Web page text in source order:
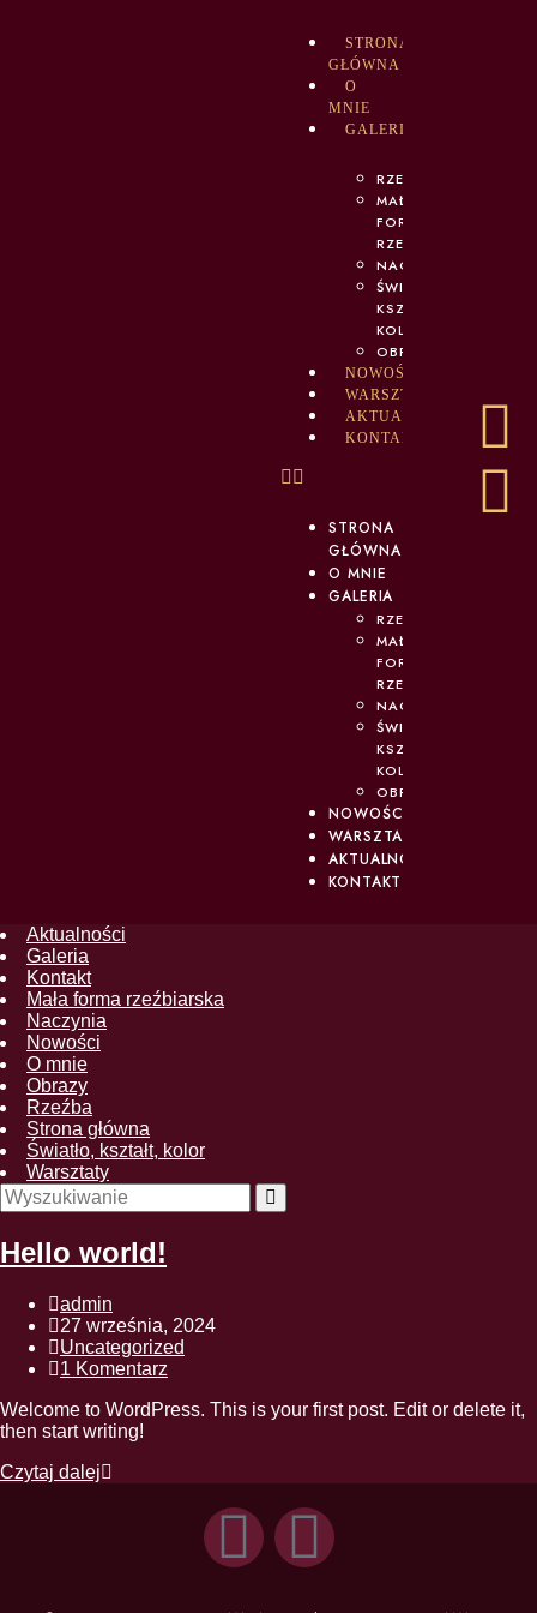
STRONA
GŁÓWNA
O
MNIE
GALERIA
RZEŹBA
MAŁA
FORMA
RZEŹBIARSKA
NACZYNIA
ŚWIATŁO,
KSZTAŁT,
KOLOR
OBRAZY
NOWOŚCI
WARSZTATY
AKTUALNOŚCI
KONTAKT
STRONA
GŁÓWNA
O MNIE
GALERIA
RZEŹBA
MAŁA
FORMA
RZEŹBIARSKA
NACZYNIA
ŚWIATŁO,
KSZTAŁT,
KOLOR
OBRAZY
NOWOŚCI
WARSZTATY
AKTUALNOŚCI
KONTAKT
Aktualności
Galeria
Kontakt
Mała forma rzeźbiarska
Naczynia
Nowości
O mnie
Obrazy
Rzeźba
Strona główna
Światło, kształt, kolor
Warsztaty
Hello world!
admin
27 września, 2024
Uncategorized
1 Komentarz
Welcome to WordPress. This is your first post. Edit or delete it,
then start writing!
Czytaj dalej